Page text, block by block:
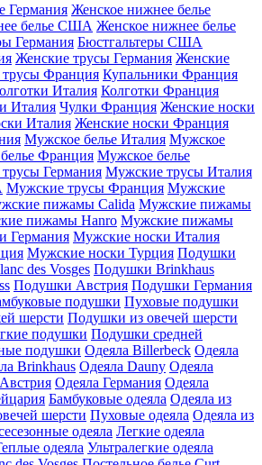
Германия Женское нижнее белье
белье США Женское нижнее белье
Германия Бюстгальтеры США
Женские трусы Германия Женские
Франция Купальники Франция
Италия Колготки Франция
Италия Чулки Франция Женские носки
Италия Женские носки Франция
Мужское белье Италия Мужское
Франция Мужское белье
Германия Мужские трусы Италия
Мужские трусы Франция Мужские
пижамы Calida Мужские пижамы
пижамы Hanro Мужские пижамы
Германия Мужские носки Италия
Мужские носки Турция Подушки
des Vosges Подушки Brinkhaus
Подушки Австрия Подушки Германия
подушки Пуховые подушки
шерсти Подушки из овечей шерсти
подушки Подушки средней
подушки Одеяла Billerbeck Одеяла
Brinkhaus Одеяла Dauny Одеяла
Одеяла Германия Одеяла
Бамбуковые одеяла Одеяла из
шерсти Пуховые одеяла Одеяла из
одеяла Легкие одеяла
одеяла Ультралегкие одеяла